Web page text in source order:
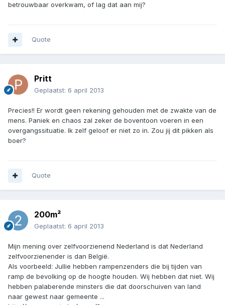
betrouwbaar overkwam, of lag dat aan mij?
Quote
Pritt
Geplaatst: 6 april 2013
Precies!! Er wordt geen rekening gehouden met de zwakte van de
mens. Paniek en chaos zal zeker de boventoon voeren in een
overgangssituatie. Ik zelf geloof er niet zo in. Zou jij dit pikken als
boer?
Quote
200m²
Geplaatst: 6 april 2013
Mijn mening over zelfvoorzienend Nederland is dat Nederland
zelfvoorzienender is dan België.
Als voorbeeld: Jullie hebben rampenzenders die bij tijden van
ramp de bevolking op de hoogte houden. Wij hebben dat niet. Wij
hebben palaberende minsters die dat doorschuiven van land
naar gewest naar gemeente ...